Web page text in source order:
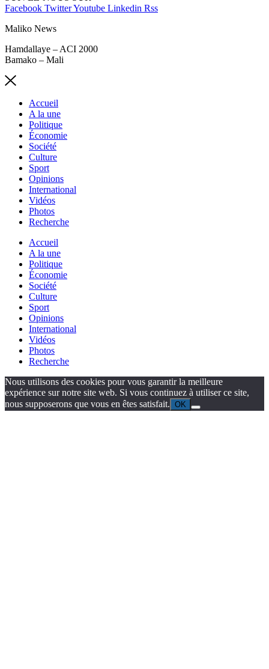
Facebook TwitterYoutube Linkedin Rss
Maliko News
Hamdallaye – ACI 2000
Bamako – Mali
Accueil
A la une
Politique
Économie
Société
Culture
Sport
Opinions
International
Vidéos
Photos
Recherche
Accueil
A la une
Politique
Économie
Société
Culture
Sport
Opinions
International
Vidéos
Photos
Recherche
Nous utilisons des cookies pour vous garantir la meilleure
expérience sur notre site web. Si vous continuez à utiliser ce site,
nous supposerons que vous en êtes satisfait. OK